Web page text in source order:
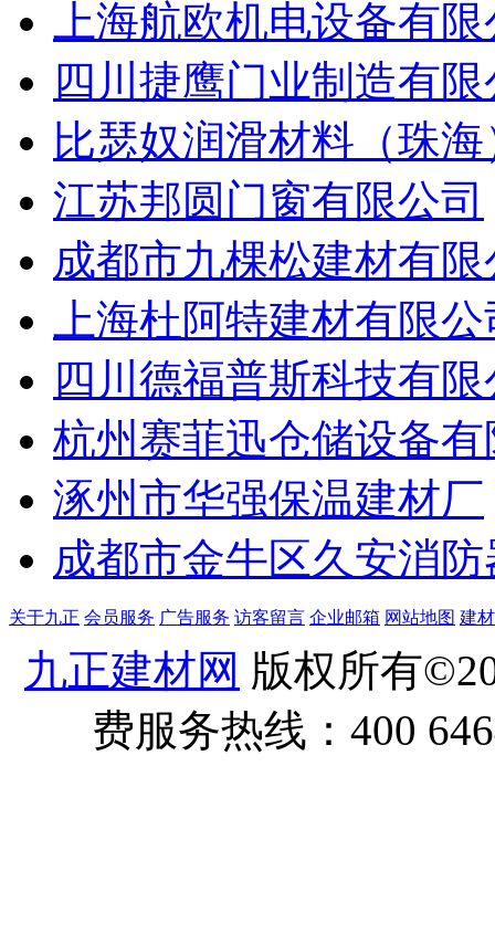
上海航欧机电设备有
四川捷鹰门业制造有
比瑟奴润滑材料（珠
江苏邦圆门窗有限公司
成都市九棵松建材有
上海杜阿特建材有限
四川德福普斯科技有
杭州赛菲迅仓储设备
涿州市华强保温建材厂
成都市金牛区久安消
关于九正 会员服务 广告服务 访客留言 企业邮箱 网站地图 建
九正建材网 版权所有
费服务热线：400